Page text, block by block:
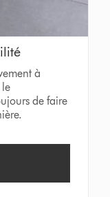
à
le
de faire